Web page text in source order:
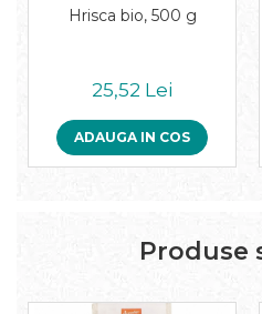
Superalimente bio
Grasimi bio
Otet bio
Ulei bio
Ulei de masline bio
Hrisca bio, 500 g
25,52 Lei
ADAUGA IN COS
Produse